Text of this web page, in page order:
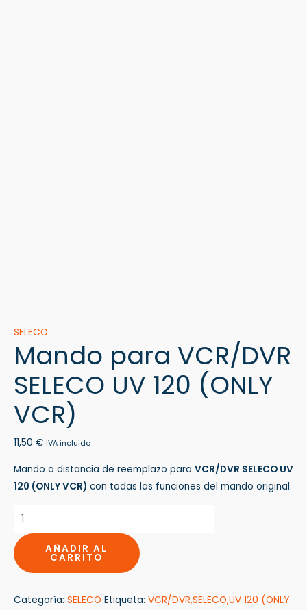
SELECO
Mando para VCR/DVR
SELECO UV 120 (ONLY
VCR)
11,50 € IVA incluido
Mando a distancia de reemplazo para VCR/DVR SELECO UV
120 (ONLY VCR) con todas las funciones del mando original.
AÑADIR AL
CARRITO
Categoría: SELECO Etiqueta: VCR/DVR,SELECO,UV 120 (ONLY